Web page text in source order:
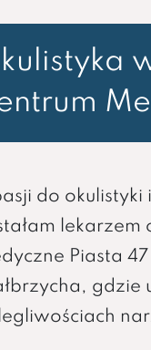
do okulistyki
lekarzem
Piasta
gdzie